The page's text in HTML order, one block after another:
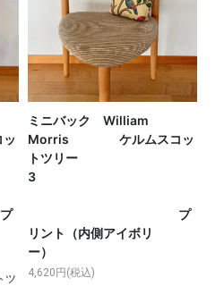
ツ
ミニバック William
Morris ケルムスコッ
トツリー
3
プ
リント（内側アイボリ
ー）
4,620円(税込)